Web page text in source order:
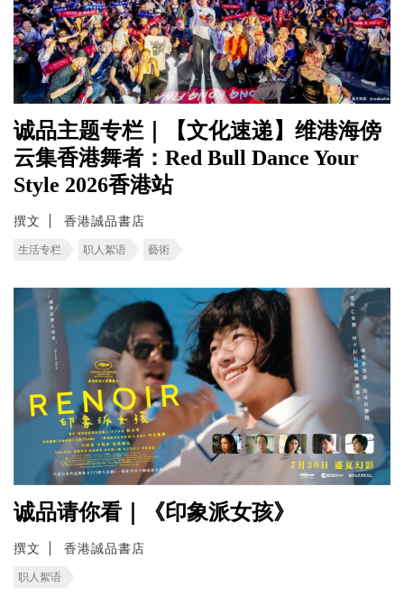
诚品主题专栏｜【文化速递】维港海傍
云集香港舞者：Red Bull Dance Your
Style 2026香港站
撰文 香港誠品書店
生活专栏 职人絮语 藝術
诚品请你看｜《印象派女孩》
撰文 香港誠品書店
职人絮语